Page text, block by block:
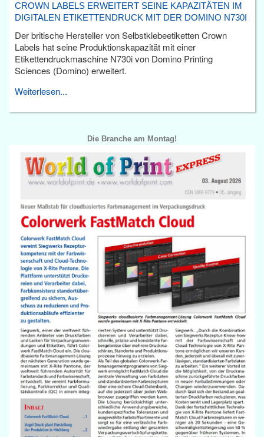
CROWN LABELS ERWEITERT SEINE KAPAZITÄTEN IM
DIGITALEN ETIKETTENDRUCK MIT DER DOMINO N730I
Der britische Hersteller von Selbstklebeetiketten Crown
Labels hat seine Produktionskapazität mit einer
Etikettendruckmaschine N730i von Domino Printing
Sciences (Domino) erweitert.
Weiterlesen...
Die Branche am Montag!